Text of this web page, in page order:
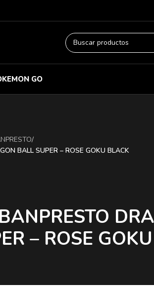
GO
/
BALL SUPER – ROSE GOKU BLACK
– ROSE